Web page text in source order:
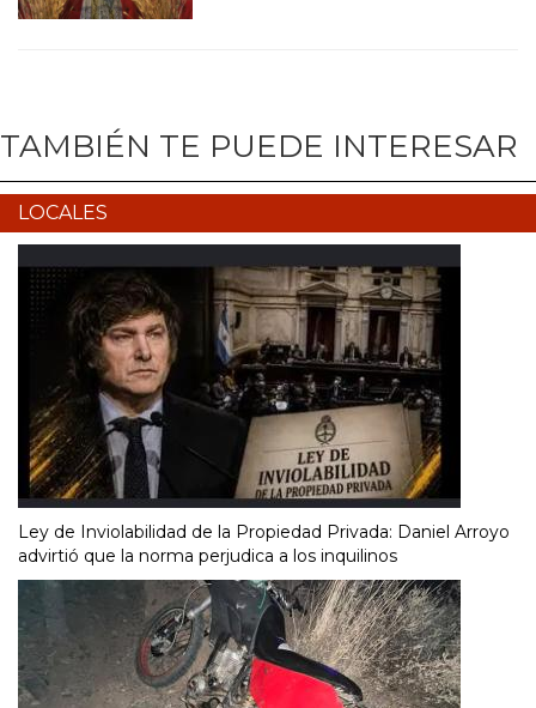
TAMBIÉN TE PUEDE INTERESAR
LOCALES
Ley de Inviolabilidad de la Propiedad Privada: Daniel Arroyo
advirtió que la norma perjudica a los inquilinos